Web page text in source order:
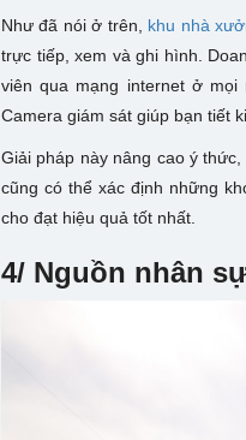
Như đã nói ở trên, khu nhà
trực tiếp, xem và ghi hình.
viên qua mạng internet ở
Camera giám sát giúp bạn tiết
Giải pháp này nâng cao ý
cũng có thể xác định những
cho đạt hiệu quả tốt nhất.
4/ Nguồn nhân